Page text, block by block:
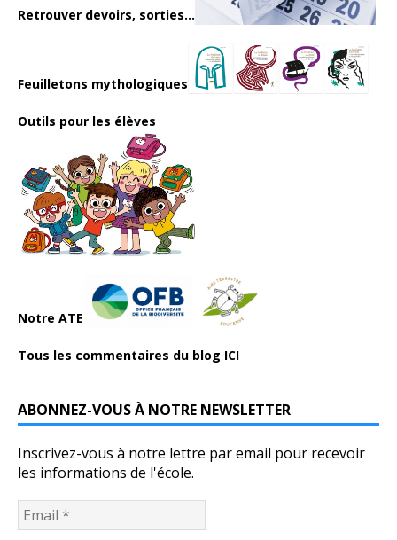
Retrouver devoirs, sorties...
Feuilletons mythologiques
Outils pour les élèves
Notre ATE
Tous les commentaires du blog ICI
ABONNEZ-VOUS À NOTRE NEWSLETTER
Inscrivez-vous à notre lettre par email pour recevoir
les informations de l'école.